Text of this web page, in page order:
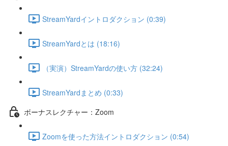
StreamYardイントロダクション (0:39)
StreamYardとは (18:16)
（実演）StreamYardの使い方 (32:24)
StreamYardまとめ (0:33)
ボーナスレクチャー：Zoom
Zoomを使った方法イントロダクション (0:54)